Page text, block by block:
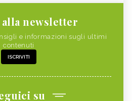
newsletter
e informazioni sugli ultimi
contenuti
ISCRIVITI
su